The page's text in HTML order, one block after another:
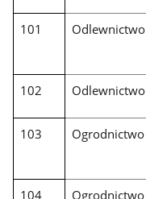
101 Odlewnictwo
102 Odlewnictwo
103 Ogrodnictwo
104 Ogrodnictwo